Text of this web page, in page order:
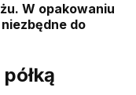
W opakowaniu
do